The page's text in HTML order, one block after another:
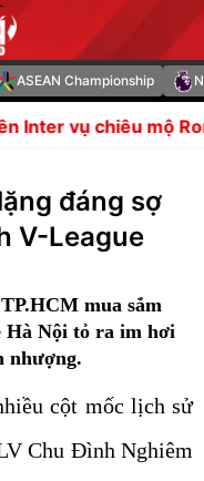
ASEAN Championship
Romero Man Utd
đáng sợ
V-League
mua sắm
Hà Nội tỏ ra im hơi
nhượng.
cột mốc lịch sử
Chu Đình Nghiêm